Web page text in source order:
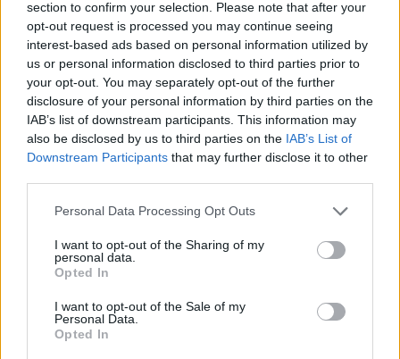
section to confirm your selection. Please note that after your
opt-out request is processed you may continue seeing
interest-based ads based on personal information utilized by
us or personal information disclosed to third parties prior to
your opt-out. You may separately opt-out of the further
disclosure of your personal information by third parties on the
IAB’s list of downstream participants. This information may
also be disclosed by us to third parties on the IAB’s List of
Downstream Participants that may further disclose it to other
Personal Data Processing Opt Outs
I want to opt-out of the Sharing of my
personal data.
Opted In
I want to opt-out of the Sale of my
Personal Data.
Opted In
aihealueestaTerveys-osioistamme.
Ilmoita virheestä·Tietoa meistä·Toimitusperiaatteet